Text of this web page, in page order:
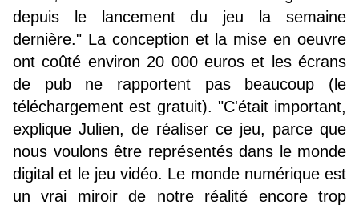
depuis le lancement du jeu la semaine
dernière." La conception et la mise en oeuvre
ont coûté environ 20 000 euros et les écrans
de pub ne rapportent pas beaucoup (le
téléchargement est gratuit). "C'était important,
explique Julien, de réaliser ce jeu, parce que
nous voulons être représentés dans le monde
digital et le jeu vidéo. Le monde numérique est
un vrai miroir de notre réalité encore trop